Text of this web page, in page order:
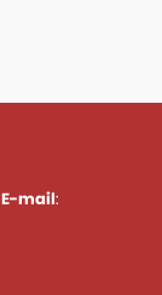
E-mail: